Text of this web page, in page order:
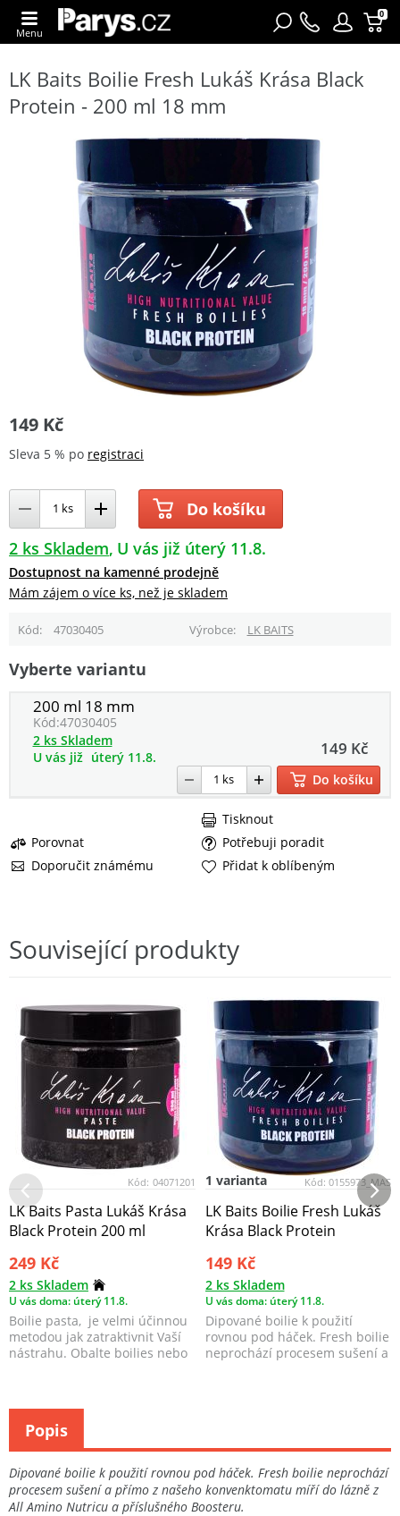
0
Menu
LK Baits Boilie Fresh Lukáš Krása Black
Protein - 200 ml 18 mm
149 Kč
Sleva 5 % po registraci
Do košíku
2 ks Skladem U vás již úterý 11.8.
Dostupnost na kamenné prodejně
Mám zájem o více ks, než je skladem
Kód 47030405 Výrobce LK BAITS
Vyberte variantu
200 ml 18 mm
Kód:47030405
149 Kč
2 ks Skladem
U vás již úterý 11.8.
Do košíku
Porovnat
Potřebuji poradit
Doporučit známému
Tisknout
Přidat k oblíbeným
Související produkty
Kód: 04071201
LK Baits Pasta Lukáš Krása
Black Protein 200 ml
249 Kč
2 ks Skladem
U vás doma: úterý 11.8.
Boilie pasta, je velmi účinnou
metodou jak zatraktivnit Vaší
nástrahu. Obalte boilies nebo
Kód: 0155973_MAS
1 varianta
LK Baits Boilie Fresh Lukáš
Krása Black Protein
149 Kč
2 ks Skladem
U vás doma: úterý 11.8.
Dipované boilie k použití
rovnou pod háček. Fresh boilie
neprochází procesem sušení a
Dipované boilie k použití rovnou pod háček. Fresh boilie neprochází
procesem sušení a přímo z našeho konvenktomatu míří do lázně z
All Amino Nutricu a příslušného Boosteru.
Popis